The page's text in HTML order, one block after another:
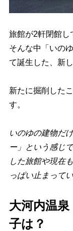
旅館が2軒閉館し
そんな中「いの
て誕生した、新
新たに掘削した
す。
いのゆの建物だ
ー」という感じ
した旅館や現在
っぱい止まって
大河内温
子は？